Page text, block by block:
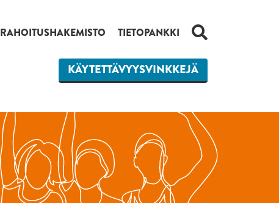
RAHOITUSHAKEMISTO TIETOPANKKI HAKU
KÄYTETTÄVYYSVINKKEJÄ